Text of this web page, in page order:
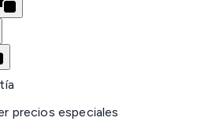
precios especiales